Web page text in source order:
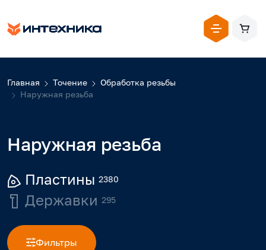
Главная Точение
Обработка резьбы
Наружная резьба
Наружная резьба
Пластины 2380
Державки 295
Фильтры